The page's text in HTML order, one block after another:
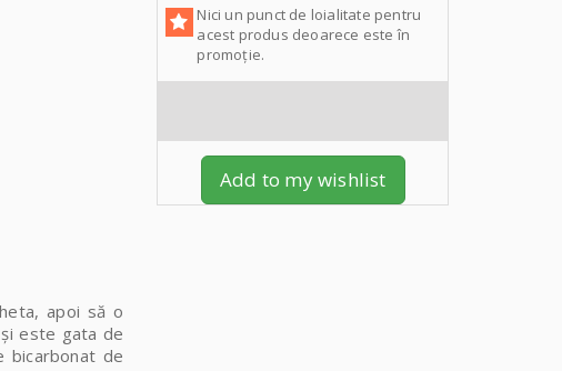
apoi să o
este gata de
bicarbonat de
Nici un punct de loialitate pentru
acest produs deoarece este în
promoție.
Add to my wishlist